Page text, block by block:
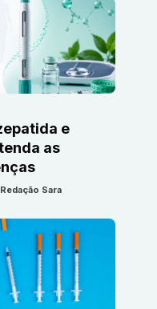
e
as
Redação Sara